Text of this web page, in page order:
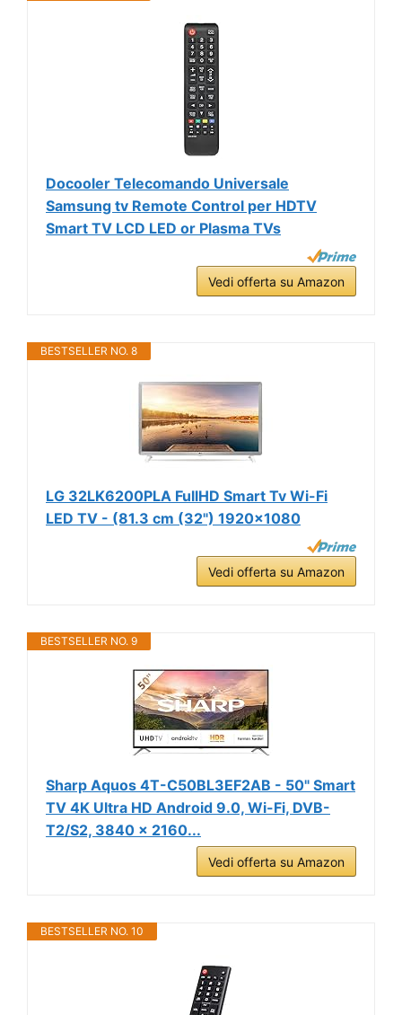
Docooler Telecomando Universale
Samsung tv Remote Control per HDTV
Smart TV LCD LED or Plasma TVs
Vedi offerta su Amazon
BESTSELLER NO. 8
LG 32LK6200PLA FullHD Smart Tv Wi-Fi
LED TV - (81.3 cm (32") 1920x1080
Vedi offerta su Amazon
BESTSELLER NO. 9
Sharp Aquos 4T-C50BL3EF2AB - 50" Smart
TV 4K Ultra HD Android 9.0, Wi-Fi, DVB-
T2/S2, 3840 x 2160...
Vedi offerta su Amazon
BESTSELLER NO. 10